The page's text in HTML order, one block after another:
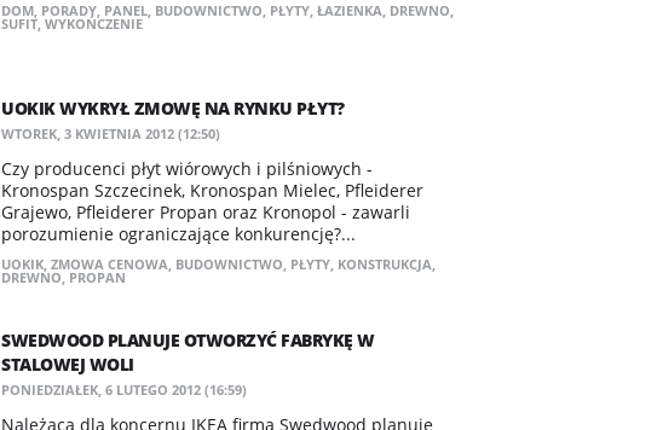
DOM, PORADY, PANEL, BUDOWNICTWO, PŁYTY, ŁAZIENKA, DREWNO,
SUFIT, WYKOŃCZENIE
UOKIK WYKRYŁ ZMOWĘ NA RYNKU PŁYT?
WTOREK, 3 KWIETNIA 2012 (12:50)
Czy producenci płyt wiórowych i pilśniowych -
Kronospan Szczecinek, Kronospan Mielec, Pfleiderer
Grajewo, Pfleiderer Propan oraz Kronopol - zawarli
porozumienie ograniczające konkurencję?...
UOKIK, ZMOWA CENOWA, BUDOWNICTWO, PŁYTY, KONSTRUKCJA,
DREWNO, PROPAN
SWEDWOOD PLANUJE OTWORZYĆ FABRYKĘ W
STALOWEJ WOLI
PONIEDZIAŁEK, 6 LUTEGO 2012 (16:59)
Należąca dla koncernu IKEA firma Swedwood planuje